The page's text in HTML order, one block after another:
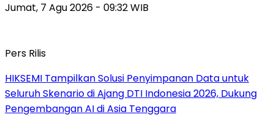
Jumat, 7 Agu 2026 - 09:32 WIB
Pers Rilis
HIKSEMI Tampilkan Solusi Penyimpanan Data untuk
Seluruh Skenario di Ajang DTI Indonesia 2026, Dukung
Pengembangan AI di Asia Tenggara